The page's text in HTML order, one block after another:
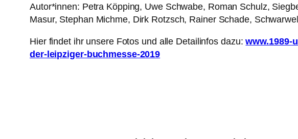
Autor*innen: Petra Köpping, Uwe Schwabe, Roman Schulz,
Masur, Stephan Michme, Dirk Rotzsch, Rainer Schade,
Hier findet ihr unsere Fotos und alle Detailinfos dazu:www.1989-
der-leipziger-buchmesse-2019